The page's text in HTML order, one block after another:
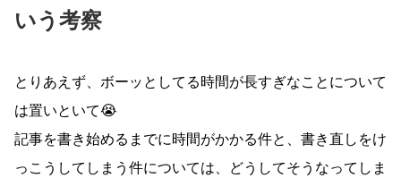
いう考察
とりあえず、ボーッとしてる時間が長すぎなことについて
は置いといて😭
記事を書き始めるまでに時間がかかる件と、書き直しをけ
っこうしてしまう件については、どうしてそうなってしま